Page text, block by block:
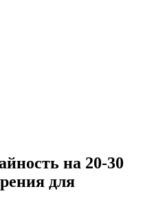
на 20-30
для